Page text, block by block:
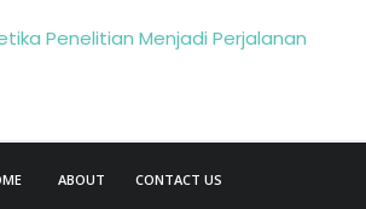
Penelitian Menjadi Perjalanan
ABOUT CONTACT US